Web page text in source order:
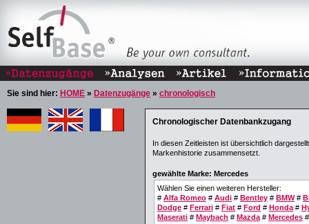
Sie sind hier: HOME » Datenzugänge » chronologisch
Chronologischer Datenbankzugang
In diesen Zeitleisten ist übersichtlich
Markenhistorie zusammensetzt.
gewählte Marke: Mercedes
Wählen Sie einen weiteren Hersteller:
# Alfa Romeo # Audi # Bentley # BMW#
Dodge # Ferrari # Fiat # Ford # Honda #
Maserati # Maybach # Mazda # Mercedes